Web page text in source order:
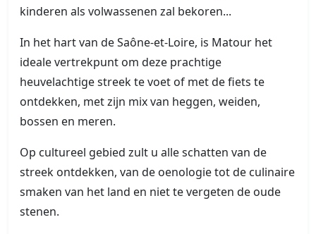
kinderen als volwassenen zal bekoren...
In het hart van de Saône-et-Loire, is Matour het
ideale vertrekpunt om deze prachtige
heuvelachtige streek te voet of met de fiets te
ontdekken, met zijn mix van heggen, weiden,
bossen en meren.
Op cultureel gebied zult u alle schatten van de
streek ontdekken, van de oenologie tot de culinaire
smaken van het land en niet te vergeten de oude
stenen.